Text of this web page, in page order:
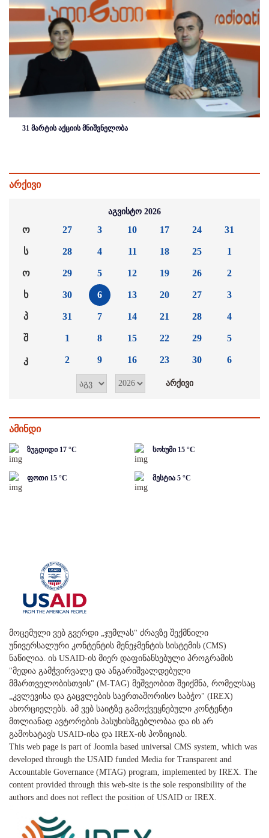
31 მარტის აქციის მნიშვნელობა
არქივი
აგვისტო 2026
ო
ს
ო
ხ
პ
შ
კ
27
28
29
30
31
1
2
3
4
5
6
7
8
9
10
11
12
13
14
15
16
17
18
19
20
21
22
23
24
25
26
27
28
29
30
31
1
2
3
4
5
6
ამინდი
ზუგდიდი 17 °C სოხუმი 15 °C
ფოთი 15 °C მესტია 5 °C
მოცემული ვებ გვერდი „ჯუმლას" ძრავზე შექმნილი
უნივერსალური კონტენტის მენეჯმენტის სისტემის (CMS)
ნაწილია. ის USAID-ის მიერ დაფინანსებული პროგრამის
"მედია გამჭვირვალე და ანგარიშვალდებული
მმართველობისთვის" (M-TAG) მეშვეობით შეიქმნა, რომელსაც
„კვლევისა და გაცვლების საერთაშორისო საბჭო" (IREX)
ახორციელებს. ამ ვებ საიტზე გამოქვეყნებული კონტენტი
მთლიანად ავტორების პასუხისმგებლობაა და ის არ
გამოხატავს USAID-ისა და IREX-ის პოზიციას.
This web page is part of Joomla based universal CMS system, which was
developed through the USAID funded Media for Transparent and
Accountable Governance (MTAG) program, implemented by IREX. The
content provided through this web-site is the sole responsibility of the
authors and does not reflect the position of USAID or IREX.